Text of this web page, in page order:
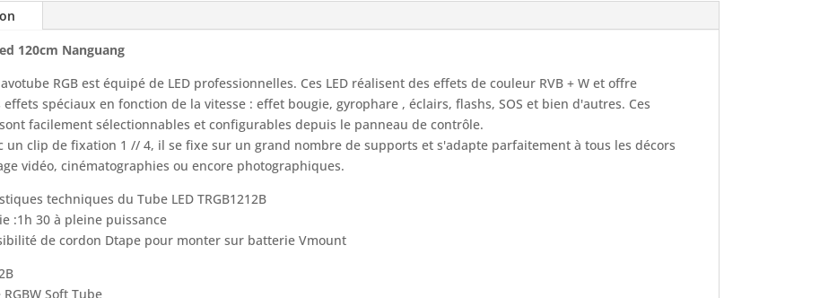
120cm Nanguang
RGB est équipé de LED professionnelles. Ces LED réalisent des effets de couleur RVB + W et offre
spéciaux en fonction de la vitesse : effet bougie, gyrophare , éclairs, flashs, SOS et bien d'autres. Ces
facilement sélectionnables et configurables depuis le panneau de contrôle.
un clip de fixation 1 // 4, il se fixe sur un grand nombre de supports et s'adapte parfaitement à tous les décors
vidéo, cinématographies ou encore photographiques.
techniques du Tube LED TRGB1212B
:1h 30 à pleine puissance
de cordon Dtape pour monter sur batterie Vmount
Soft Tube